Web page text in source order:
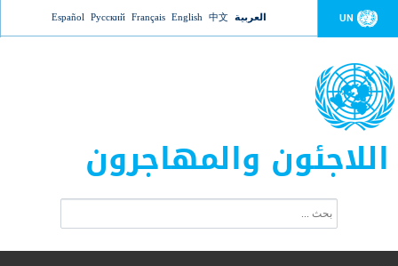
Jump to navigation UN العربية 中文
English
Français
Русский
Español
اللاجئون والمهاجرون
ت
ب